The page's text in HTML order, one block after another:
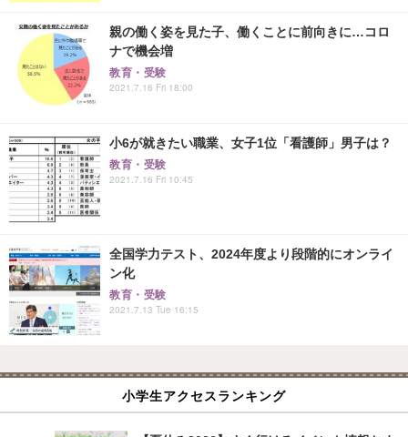
親の働く姿を見た子、働くことに前向きに…コロ
ナで機会増
教育・受験
2021.7.16 Fri 18:00
小6が就きたい職業、女子1位「看護師」男子は？
教育・受験
2021.7.16 Fri 10:45
全国学力テスト、2024年度より段階的にオンライ
ン化
教育・受験
2021.7.13 Tue 16:15
小学生アクセスランキング